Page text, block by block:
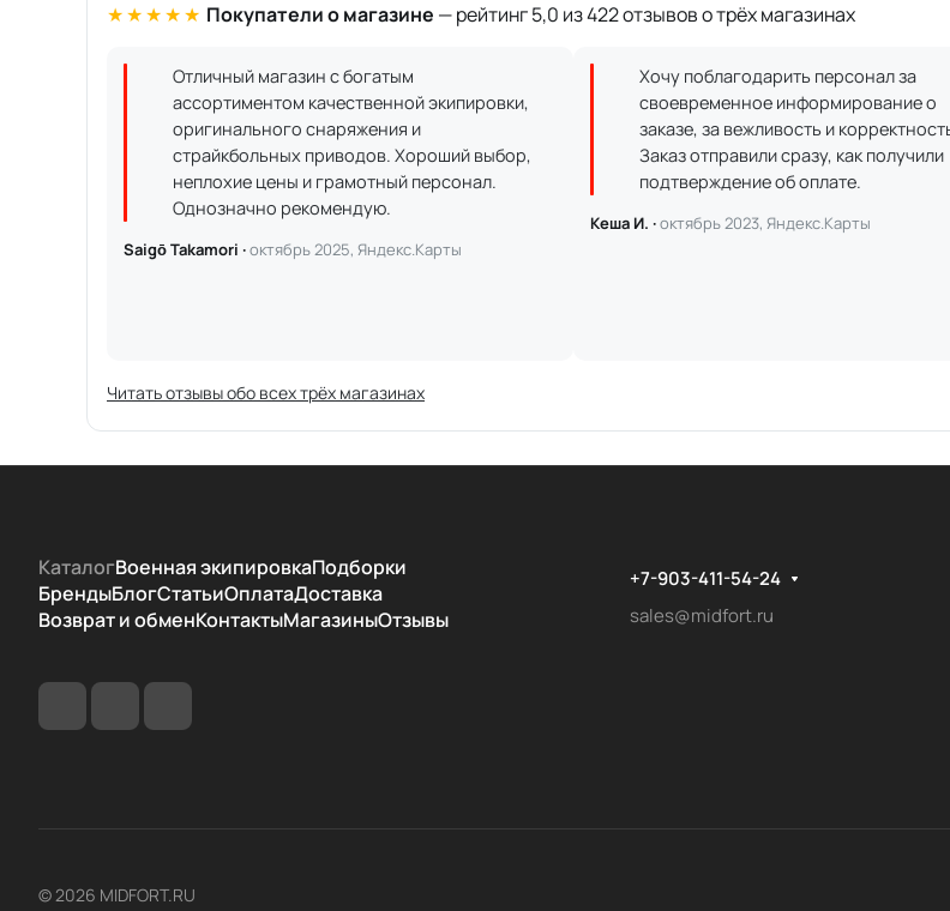
★★★★★ Покупатели о магазине — рейтинг 5,0 из 422 отзывов о трёх магазинах
Отличный магазин с богатым
ассортиментом качественной экипировки,
оригинального снаряжения и
страйкбольных приводов. Хороший выбор,
неплохие цены и грамотный персонал.
Однозначно рекомендую.
Saigō Takamori ·октябрь 2025, Яндекс.Карты
Хочу поблагодарить персонал за
своевременное информирование о
заказе, за вежливость и
Заказ отправили сразу, как получили
подтверждение об оплате.
Кеша И. ·октябрь 2023, Яндекс.Карты
Читать отзывы обо всех трёх магазинах
КаталогВоенная экипировкаПодборки
БрендыБлогСтатьиОплатаДоставка
Возврат и обменКонтактыМагазиныОтзывы
+7-903-411-54-24
sales@midfort.ru
© 2026 MIDFORT.RU